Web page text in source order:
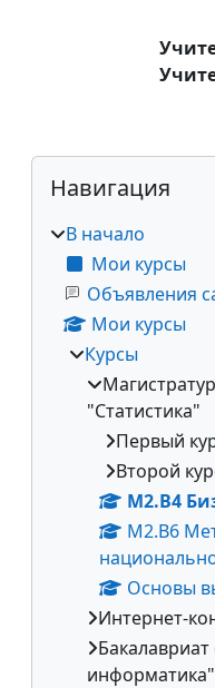
Блоки
Пропустить
Навигация
В начало
Мои курсы
Объявления
Мои курсы
Курсы
"Статистика"
Первый
Второй
М2.В4
М2.В6
Основы
Интернет-
информатика"